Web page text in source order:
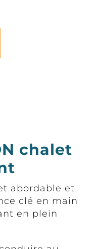
chalet
abordable et
clé en main
en plein